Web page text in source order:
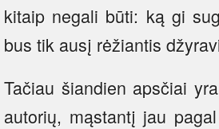
kitaip negali būti: ką gi
bus tik ausį rėžiantis
Tačiau šiandien apsčiai
autorių, mąstantį jau